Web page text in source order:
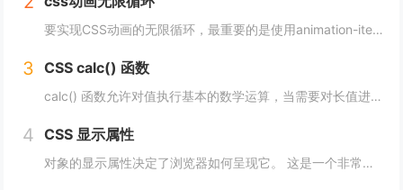
要实现CSS动画的无限循环，最重要的是使用animation-iteration-count属性，将其设置为infinite，继续动画就会循环播放。 栗子 CSS动画效果无限循环放大缩小 HTML： <image class="a...
3 CSS calc() 函数
calc() 函数允许对值执行基本的数学运算，当需要对长值进行百分比加法或减法时特别有用。 div { max-width: calc(80% - 100px) }它的工作原理是这样的： div { max-width: calc(...
4 CSS 显示属性
对象的显示属性决定了浏览器如何呈现它。 这是一个非常重要的属性，并且可能具有您可以使用的最多值。 这些值包括： blockinlinenonecontentsflowflow-roottable（以及所有那些table-*）fle...